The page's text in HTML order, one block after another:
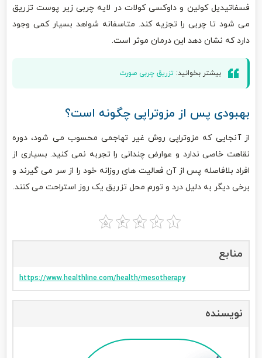
فسفاتیدیل کولین و داوکسی کولات در لایه چربی زیر پوست تزریق
می شود تا چربی را تجزیه کند. متاسفانه شواهد بسیار کمی وجود
دارد که نشان دهد این درمان موثر است.
بیشتر بخوانید: تزریق چربی صورت
بهبودی پس از مزوتراپی چگونه است؟
از آنجایی که مزوتراپی روش غیر تهاجمی محسوب می شود، دوره
نقاهت خاصی ندارد و عوارض چندانی را تجربه نمی کنید. بسیاری از
افراد بلافاصله پس از آن فعالیت های روزانه خود را از سر می گیرند و
برخی دیگر به دلیل درد و تورم محل تزریق یک روز استراحت می کنند.
منابع
https://www.healthline.com/health/mesotherapy
نویسنده